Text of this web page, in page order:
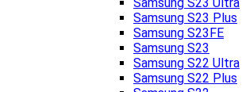
Samsung S23 Plus
Samsung S23FE
Samsung S23
Samsung S22 Ultra
Samsung S22 Plus